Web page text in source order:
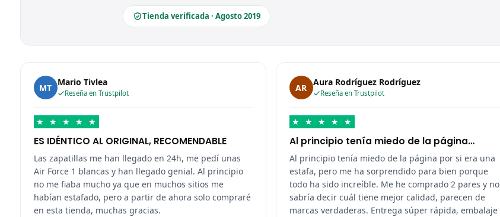
Tienda verificada · Agosto 2019
MT Mario Tivlea
Reseña en Trustpilot
★ ★ ★ ★ ★
ES IDÉNTICO AL ORIGINAL, RECOMENDABLE
Las zapatillas me han llegado en 24h, me pedí unas
Air Force 1 blancas y han llegado genial. Al principio
no me fiaba mucho ya que en muchos sitios me
habían estafado, pero a partir de ahora solo compraré
en esta tienda, muchas gracias.
AR Aura Rodríguez Rodríguez
Reseña en Trustpilot
★ ★ ★ ★ ★
Al principio tenía miedo de la página…
Al principio tenía miedo de la página por si era una
estafa, pero me ha sorprendido para bien porque
todo ha sido increíble. Me he comprado 2 pares y no
sabría decir cuál tiene mejor calidad, parecen de
marcas verdaderas. Entrega súper rápida, embalaje